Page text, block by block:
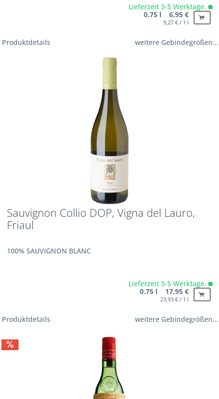
Lieferzeit 3-5 Werktage.
0.75 l 6,95 €
9,27 € / 1 l
Produktdetails weitere Gebindegrößen...
Sauvignon Collio DOP, Vigna del Lauro,
Friaul
100% SAUVIGNON BLANC
Lieferzeit 3-5 Werktage.
0.75 l 17,95 €
23,93 € / 1 l
Produktdetails weitere Gebindegrößen...